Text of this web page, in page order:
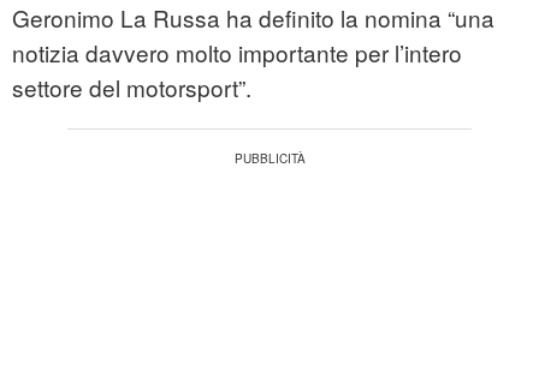
Geronimo La Russa ha definito la nomina “una
notizia davvero molto importante per l’intero
settore del motorsport”.